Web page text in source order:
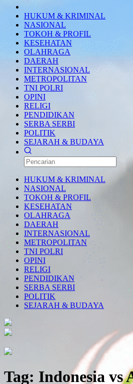
HUKUM & KRIMINAL
NASIONAL
TOKOH & PROFIL
KESEHATAN
OLAHRAGA
DAERAH
INTERNASIONAL
METROPOLITAN
TNI POLRI
OPINI
RELIGI
PENDIDIKAN
SERBA SERBI
POLITIK
SEJARAH & BUDAYA
HUKUM & KRIMINAL
NASIONAL
TOKOH & PROFIL
KESEHATAN
OLAHRAGA
DAERAH
INTERNASIONAL
METROPOLITAN
TNI POLRI
OPINI
RELIGI
PENDIDIKAN
SERBA SERBI
POLITIK
SEJARAH & BUDAYA
Tag: Indonesia vs